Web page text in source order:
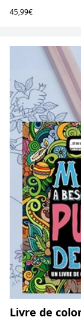
45,99€
Livre de